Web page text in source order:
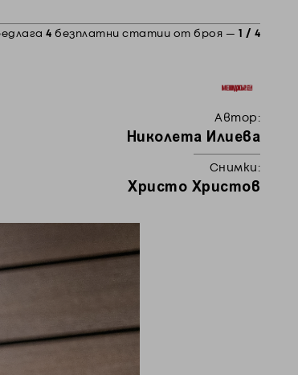
4 безплатни статии от броя — 1 / 4
Автор:
Николета Илиева
Снимки:
Христо Христов